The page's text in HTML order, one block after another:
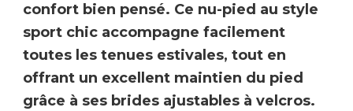
confort bien pensé. Ce nu-pied au style
sport chic accompagne facilement
toutes les tenues estivales, tout en
offrant un excellent maintien du pied
grâce à ses brides ajustables à velcros.